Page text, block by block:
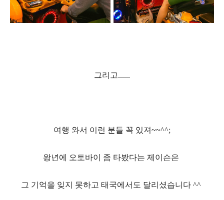
그리고......
여행 와서 이런 분들 꼭 있져~~^^;
왕년에 오토바이 좀 타봤다는 제이슨은
그 기억을 잊지 못하고 태국에서도 달리셨습니다 ^^